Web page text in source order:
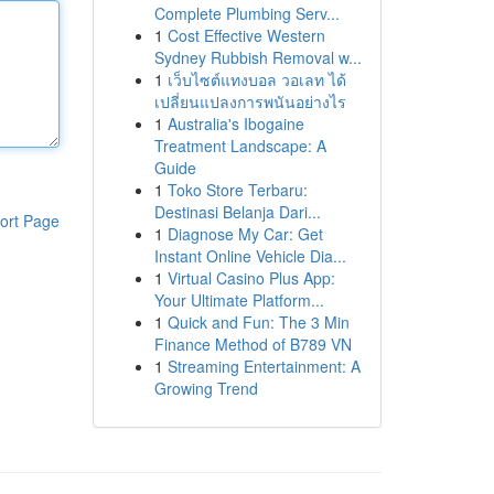
Page
Complete Plumbing Serv...
1 Cost Effective Western
Sydney Rubbish Removal w...
1 เว็บไซต์แทงบอล วอเลท ได้
เปลี่ยนแปลงการพนันอย่างไร
1 Australia's Ibogaine
Treatment Landscape: A
Guide
1 Toko Store Terbaru:
Destinasi Belanja Dari...
1 Diagnose My Car: Get
Instant Online Vehicle Dia...
1 Virtual Casino Plus App:
Your Ultimate Platform...
1 Quick and Fun: The 3 Min
Finance Method of B789 VN
1 Streaming Entertainment: A
Growing Trend